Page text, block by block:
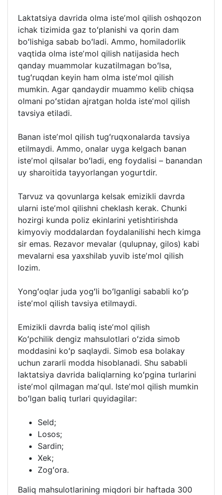
Laktatsiya davrida olma isteʼmol qilish oshqozon
ichak tizimida gaz toʻplanishi va qorin dam
boʻlishiga sabab boʻladi. Ammo, homiladorlik
vaqtida olma isteʼmol qilish natijasida hech
qanday muammolar kuzatilmagan boʻlsa,
tugʻruqdan keyin ham olma isteʼmol qilish
mumkin. Agar qandaydir muammo kelib chiqsa
olmani poʻstidan ajratgan holda isteʼmol qilish
tavsiya etiladi.
Banan isteʼmol qilish tugʻruqxonalarda tavsiya
etilmaydi. Ammo, onalar uyga kelgach banan
isteʼmol qilsalar boʻladi, eng foydalisi – banandan
uy sharoitida tayyorlangan yogurtdir.
Tarvuz va qovunlarga kelsak emizikli davrda
ularni isteʼmol qilishni cheklash kerak. Chunki
hozirgi kunda poliz ekinlarini yetishtirishda
kimyoviy moddalardan foydalanilishi hech kimga
sir emas. Rezavor mevalar (qulupnay, gilos) kabi
mevalarni esa yaxshilab yuvib isteʼmol qilish
lozim.
Yongʻoqlar juda yogʻli boʻlganligi sababli koʻp
isteʼmol qilish tavsiya etilmaydi.
Emizikli davrda baliq isteʼmol qilish
Koʻpchilik dengiz mahsulotlari oʻzida simob
moddasini koʻp saqlaydi. Simob esa bolakay
uchun zararli modda hisoblanadi. Shu sababli
laktatsiya davrida baliqlarning koʻpgina turlarini
isteʼmol qilmagan maʼqul. Isteʼmol qilish mumkin
boʻlgan baliq turlari quyidagilar:
Seld;
Losos;
Sardin;
Xek;
Zogʻora.
Baliq mahsulotlarining miqdori bir haftada 300